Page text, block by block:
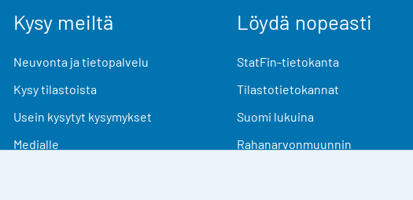
Kysy meiltä
Neuvonta ja tietopalvelu
Kysy tilastoista
Usein kysytyt kysymykset
Medialle
Löydä nopeasti
StatFin-tietokanta
Tilastotietokannat
Suomi lukuina
Rahanarvonmuunnin